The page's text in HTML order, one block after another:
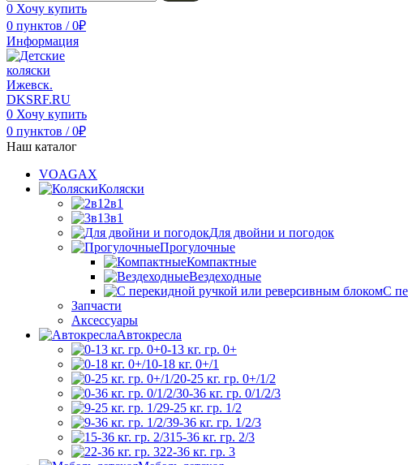
0 Хочу купить
0 пунктов / 0₽
Информация
0 Хочу купить
0 пунктов / 0₽
Наш каталог
VOAGAX
Коляски
2в1
3в1
Для двойни и погодок
Прогулочные
Компактные
Вездеходные
С
Запчасти
Аксессуары
Автокресла
0-13 кг. гр. 0+
0-18 кг. 0+/1
0-25 кг. гр. 0+/1/2
0-36 кг. гр. 0/1/2/3
9-25 кг. гр. 1/2
9-36 кг. гр. 1/2/3
15-36 кг. гр. 2/3
22-36 кг. гр. 3